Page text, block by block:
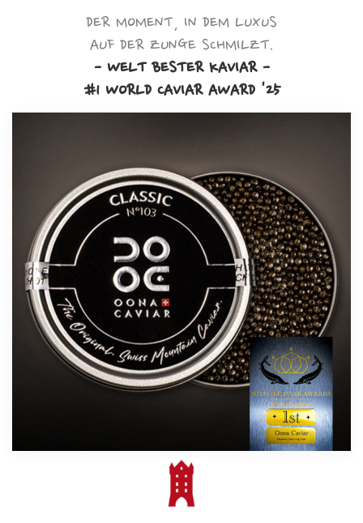
DER MOMENT, IN DEM LUXUS
AUF DER ZUNGE SCHMILZT.
- WELT BESTER KAVIAR -
#1 WORLD CAVIAR AWARD '25